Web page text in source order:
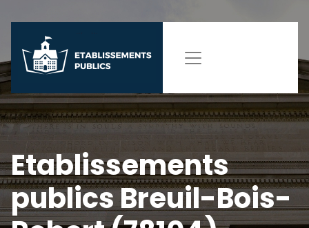
Etablissements
publics Breuil-Bois-